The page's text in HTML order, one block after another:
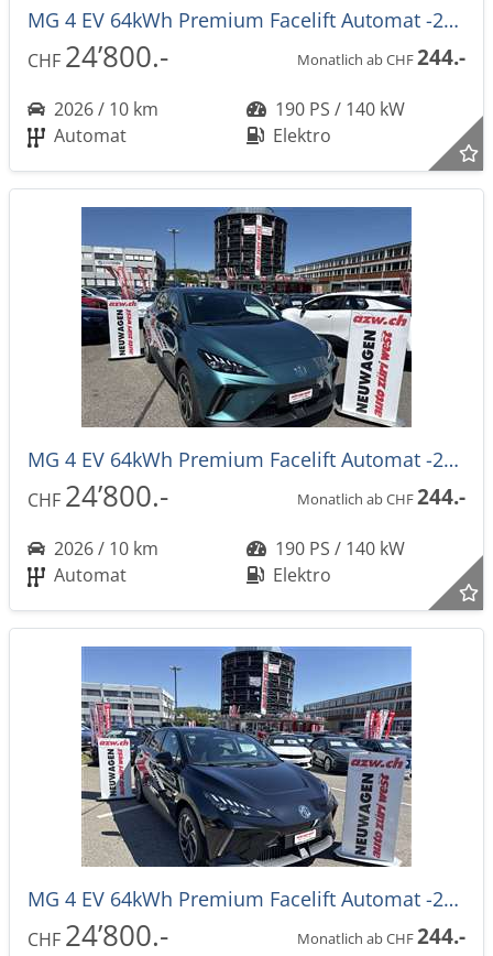
MG 4 EV 64kWh Premium Facelift Automat -27%
CHF 24’800.- Monatlich ab CHF244.-
2026 / 10 km
190 PS / 140 kW
Automat
Elektro
MG 4 EV 64kWh Premium Facelift Automat -27%
CHF 24’800.- Monatlich ab CHF244.-
2026 / 10 km
190 PS / 140 kW
Automat
Elektro
MG 4 EV 64kWh Premium Facelift Automat -27%
CHF 24’800.- Monatlich ab CHF244.-